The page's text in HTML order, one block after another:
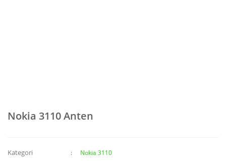
Nokia 3110 Anten
Kategori Nokia 3110